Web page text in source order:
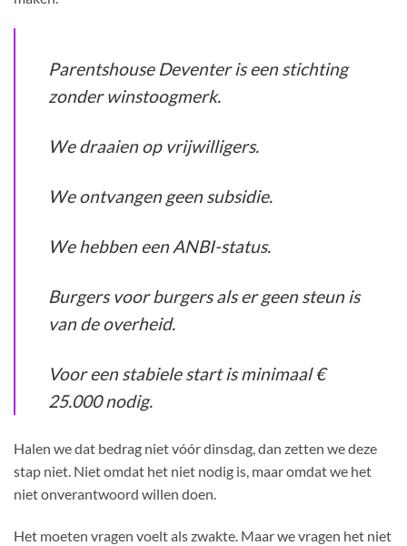
Parentshouse Deventer is een stichting
zonder winstoogmerk.
We draaien op vrijwilligers.
We ontvangen geen subsidie.
We hebben een ANBI-status.
Burgers voor burgers als er geen steun is
van de overheid.
Voor een stabiele start is minimaal €
25.000 nodig.
Halen we dat bedrag niet vóór dinsdag, dan zetten we deze
stap niet. Niet omdat het niet nodig is, maar omdat we het
niet onverantwoord willen doen.
Het moeten vragen voelt als zwakte. Maar we vragen het niet